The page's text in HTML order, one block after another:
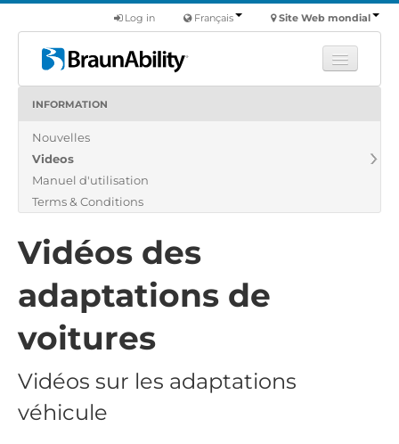
Site Web mondial
Français
Log in
Produits
Nous
Trouver un revendeur
INFORMATION
Nouvelles
Videos
Manuel d'utilisation
Terms & Conditions
Vidéos des
adaptations de
voitures
Vidéos sur les adaptations
véhicule